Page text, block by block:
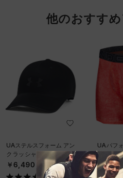
他のおすす
UAステルスフォーム アン
クラッシャブル キャップ
（ライフスタイル/UNISE
￥6,490
UAパフ
6インチ
ダーウ
グ/MEN
￥2,970